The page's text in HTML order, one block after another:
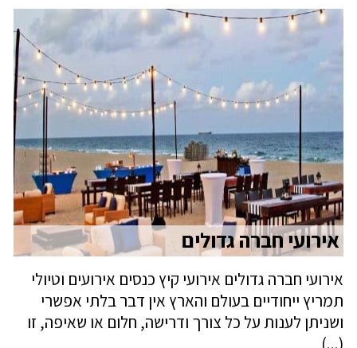
אירועי חברה גדולים
אירועי חברה גדולים אירועי קיץ כנסים אירועים וטיולי
תמריץ ייחודיים בעולם והארץ אין דבר בלתי אפשרי
ושניתן לענות על כל צורך ודרישה, חלום או שאיפה, זו
(...)